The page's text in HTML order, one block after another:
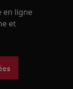
en ligne
et